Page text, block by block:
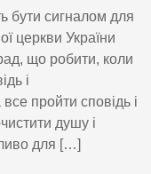
бути сигналом для
церкви України
що робити, коли
і
пройти сповідь і
душу і
для […]